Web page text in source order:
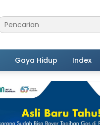
Gaya Hidup Index